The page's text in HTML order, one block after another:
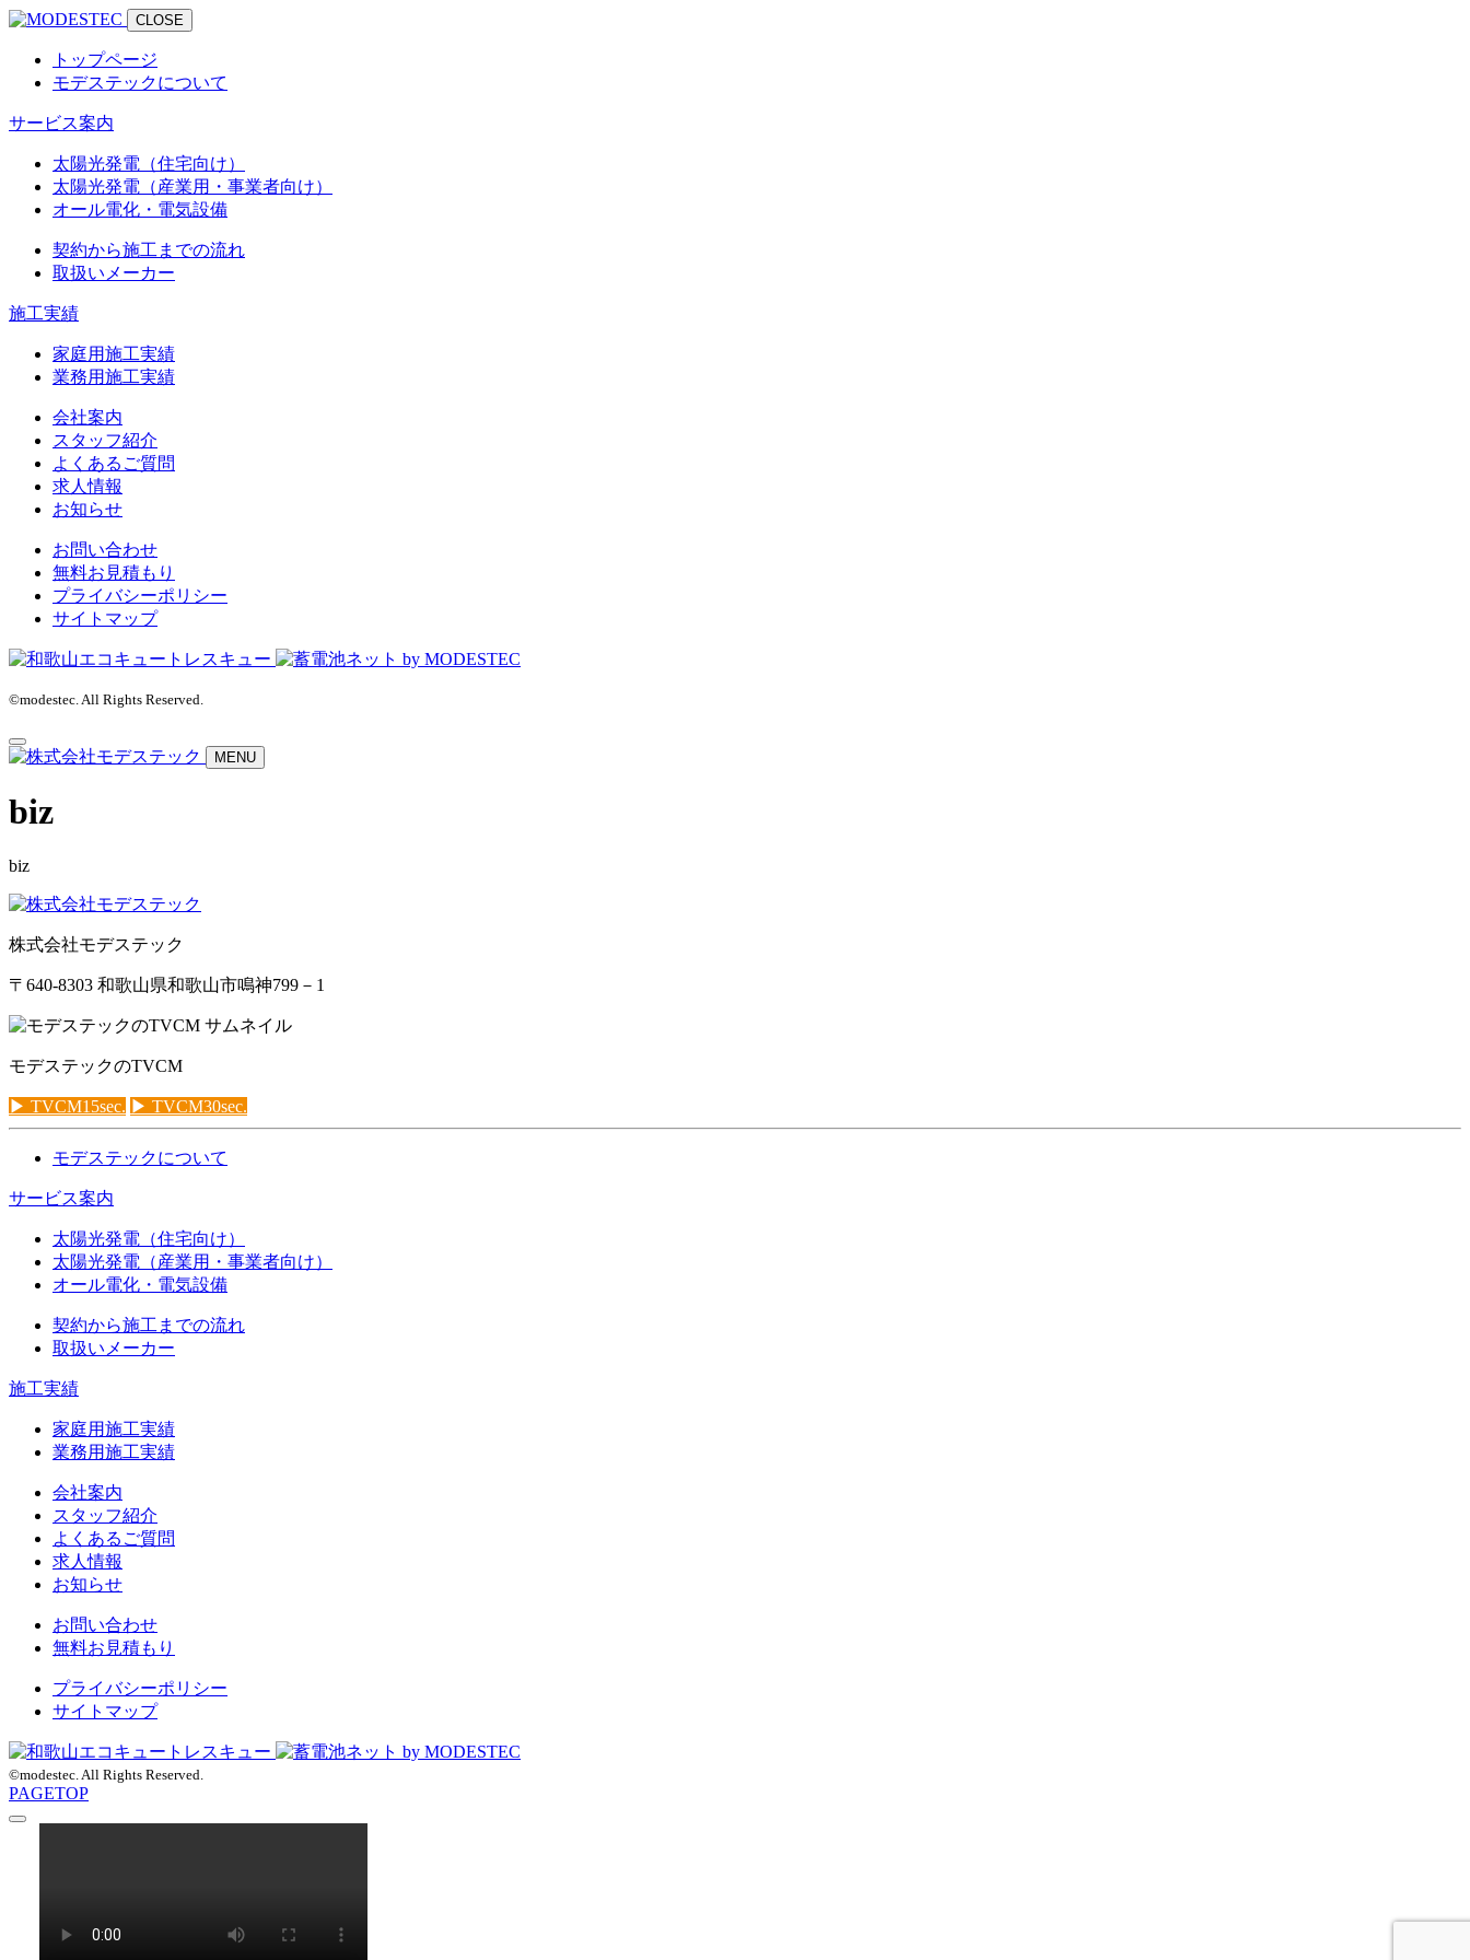
CLOSE
トップページ
モデステックについて
サービス案内
太陽光発電（住宅向け）
太陽光発電（産業用・事業者向け）
オール電化・電気設備
契約から施工までの流れ
取扱いメーカー
施工実績
家庭用施工実績
業務用施工実績
会社案内
スタッフ紹介
よくあるご質問
求人情報
お知らせ
お問い合わせ
無料お見積もり
プライバシーポリシー
サイトマップ
©modestec. All Rights Reserved.
MENU
biz
biz
株式会社モデステック
〒640-8303 和歌山県和歌山市鳴神799－1
モデステックのTVCM
TVCM15sec. TVCM30sec.
モデステックについて
サービス案内
太陽光発電（住宅向け）
太陽光発電（産業用・事業者向け）
オール電化・電気設備
契約から施工までの流れ
取扱いメーカー
施工実績
家庭用施工実績
業務用施工実績
会社案内
スタッフ紹介
よくあるご質問
求人情報
お知らせ
お問い合わせ
無料お見積もり
プライバシーポリシー
サイトマップ
©modestec. All Rights Reserved.
PAGETOP